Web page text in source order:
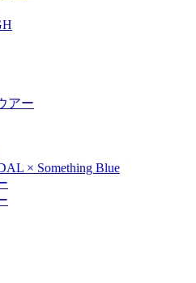
アー
× Something Blue